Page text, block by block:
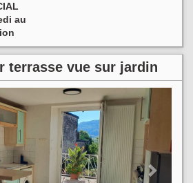
au
terrasse vue sur jardin
Next